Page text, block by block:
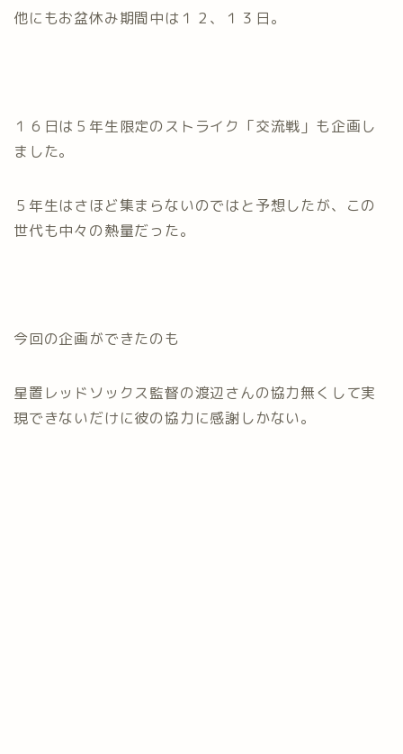
他にもお盆休み期間中は１２、１３日。
１６日は５年生限定のストライク「交流戦」も企画し
ました。
５年生はさほど集まらないのではと予想したが、この
世代も中々の熱量だった。
今回の企画ができたのも
星置レッドソックス監督の渡辺さんの協力無くして実
現できないだけに彼の協力に感謝しかない。